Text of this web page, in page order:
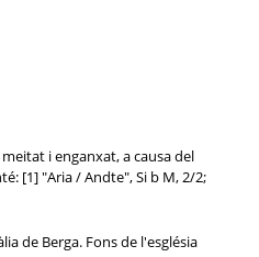
i enganxat, a causa del
[1] "Aria / Andte", Si b M, 2/2;
de Berga. Fons de l'església